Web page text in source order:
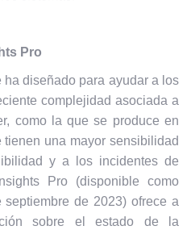
Pro
ha diseñado para ayudar a los
complejidad asociada a
como la que se produce en
tienen una mayor sensibilidad
y a los incidentes de
Pro (disponible como
de 2023) ofrece a
sobre el estado de la